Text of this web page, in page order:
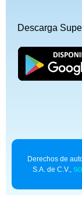
Descarga
Derechos de
S.A. de C.V.,